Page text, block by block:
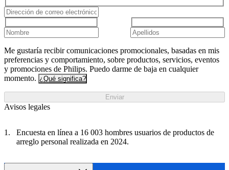
Me gustaría recibir comunicaciones promocionales, basadas en mis
preferencias y comportamiento, sobre productos, servicios, eventos
y promociones de Philips. Puedo darme de baja en cualquier
momento. ¿Qué significa?
Enviar
Avisos legales
Encuesta en línea a 16 003 hombres usuarios de productos de
arreglo personal realizada en 2024.